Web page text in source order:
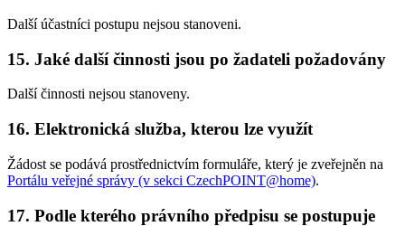
Další účastníci postupu nejsou stanoveni.
15. Jaké další činnosti jsou po žadateli požadovány
Další činnosti nejsou stanoveny.
16. Elektronická služba, kterou lze využít
Žádost se podává prostřednictvím formuláře, který je zveřejněn na
Portálu veřejné správy (v sekci CzechPOINT@home).
17. Podle kterého právního předpisu se postupuje